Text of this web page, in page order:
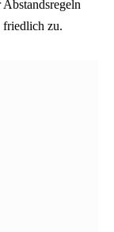
friedlich zu.